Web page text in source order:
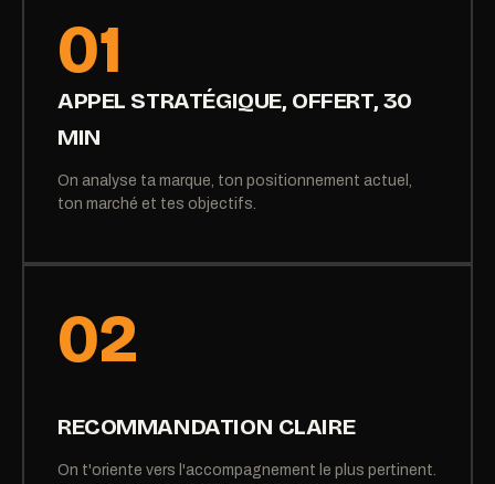
01
APPEL STRATÉGIQUE, OFFERT, 30
MIN
On analyse ta marque, ton positionnement actuel,
ton marché et tes objectifs.
02
RECOMMANDATION CLAIRE
On t'oriente vers l'accompagnement le plus pertinent.